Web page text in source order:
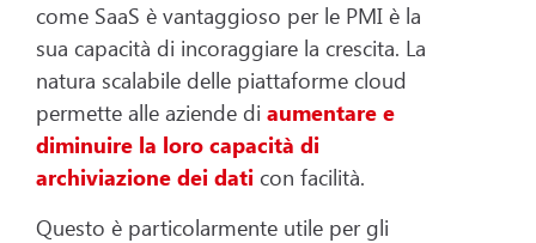
come SaaS è vantaggioso per le PMI è la
sua capacità di incoraggiare la crescita. La
natura scalabile delle piattaforme cloud
permette alle aziende di aumentare e
diminuire la loro capacità di
archiviazione dei dati con facilità.
Questo è particolarmente utile per gli